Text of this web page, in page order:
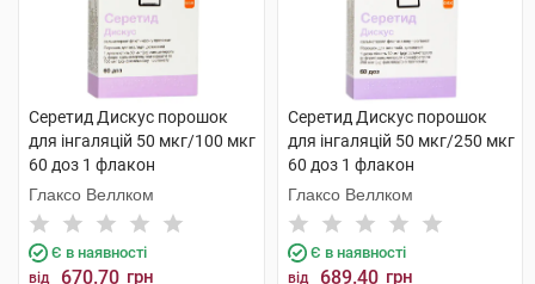
Серетид Дискус порошок
для інгаляцій 50 мкг/100 мкг
60 доз 1 флакон
Глаксо Веллком
Є в наявності
від 670.70 грн
Серетид Дискус порошок
для інгаляцій 50 мкг/250 мкг
60 доз 1 флакон
Глаксо Веллком
Є в наявності
від 689.40 грн